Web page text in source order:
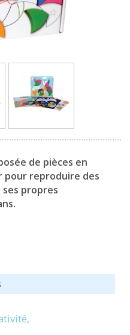
de pièces en
pour reproduire des
propres